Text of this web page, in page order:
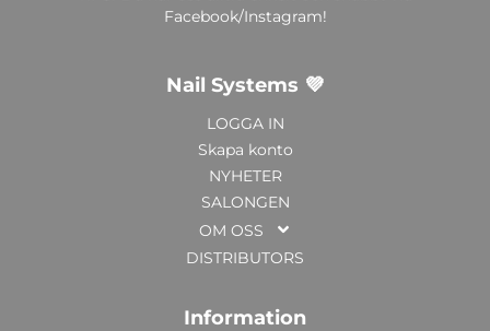
Facebook/Instagram!
Nail Systems 💜
LOGGA IN
Skapa konto
NYHETER
SALONGEN
OM OSS
DISTRIBUTORS
Information